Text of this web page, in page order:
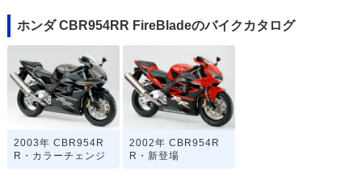
ホンダ CBR954RR FireBladeのバイクカタログ
2003年 CBR954R
R・カラーチェンジ
2002年 CBR954R
R・新登場